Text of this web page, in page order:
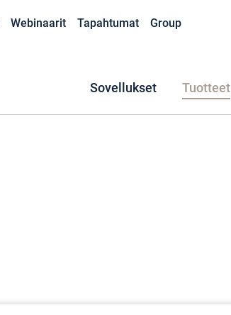
Webinaarit Tapahtumat Group
Sovellukset Tuotteet